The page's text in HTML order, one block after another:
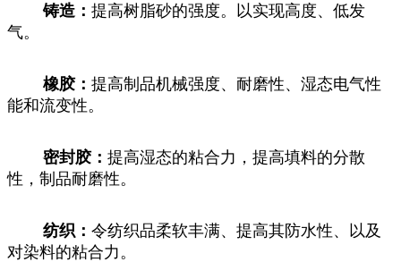
铸造： 提高树脂砂的强度。以实现高度、低发
气。
橡胶： 提高制品机械强度、耐磨性、湿态电气性
能和流变性。
密封胶： 提高湿态的粘合力，提高填料的分散
性，制品耐磨性。
纺织： 令纺织品柔软丰满、提高其防水性、以及
对染料的粘合力。